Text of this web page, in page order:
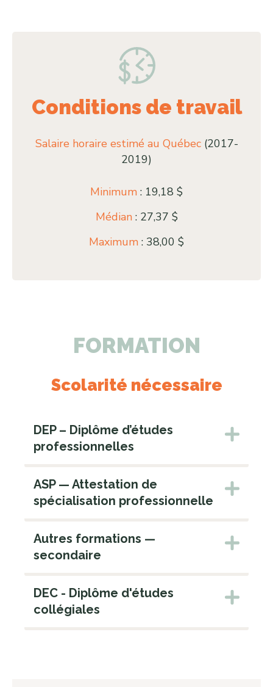
Conditions de travail
Salaire horaire estimé au Québec(2017-
2019)
Minimum : 19,18 $
Médian: 27,37 $
Maximum : 38,00 $
FORMATION
Scolarité nécessaire
DEP – Diplôme d’études
professionnelles
ASP — Attestation de
spécialisation professionnelle
Autres formations —
secondaire
DEC - Diplôme d'études
collégiales